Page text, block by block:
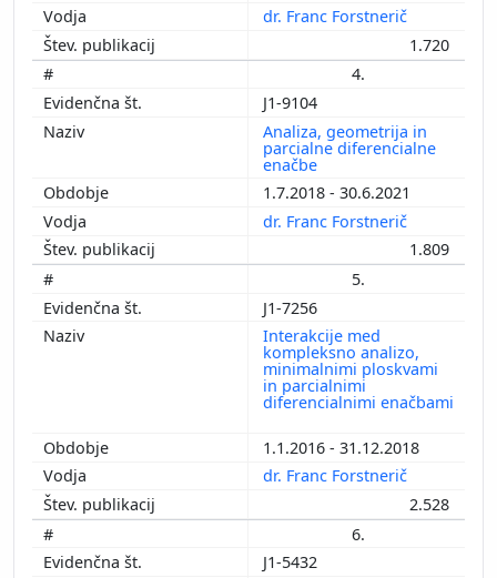
dr. Franc Forstnerič
1.720
4.
J1-9104
Analiza, geometrija in
parcialne diferencialne
enačbe
1.7.2018 - 30.6.2021
dr. Franc Forstnerič
1.809
5.
J1-7256
Interakcije med
kompleksno analizo,
minimalnimi ploskvami
in parcialnimi
diferencialnimi enačbami
1.1.2016 - 31.12.2018
dr. Franc Forstnerič
2.528
6.
J1-5432